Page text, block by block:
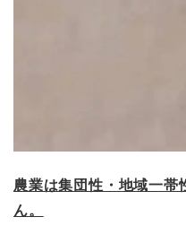
農業は集団性・地域一帯
ん。